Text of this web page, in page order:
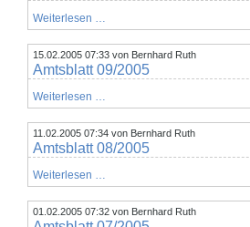
Weiterlesen …
10/2005
15.02.2005 07:33 von Bernhard Ruth
Amtsblatt 09/2005
Weiterlesen …
09/2005
11.02.2005 07:34 von Bernhard Ruth
Amtsblatt 08/2005
Weiterlesen …
08/2005
01.02.2005 07:32 von Bernhard Ruth